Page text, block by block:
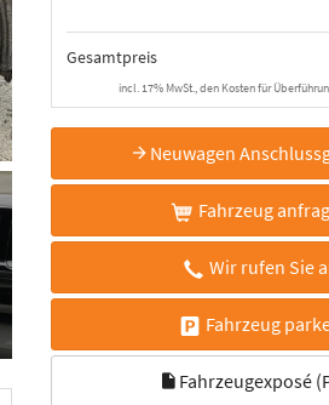
Gesamtpreis
incl. 17% MwSt., den Kosten für
Neuwagen
Fahrzeug
Wir rufen Sie
Fahrzeug
Fahrzeugexposé